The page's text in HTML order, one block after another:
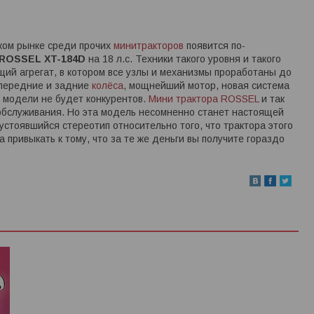
рынке среди прочих минитракторов появится по-
XT-184D на 18 л.с. Техники такого уровня и такого
агрегат, в котором все узлы и механизмы проработаны до
и задние колёса, мощнейший мотор, новая система
не будет конкурентов. Мини трактора ROSSELи так
Но эта модель несомненно станет настоящей
стереотип относительно того, что трактора этого
к тому, что за те же деньги вы получите гораздо